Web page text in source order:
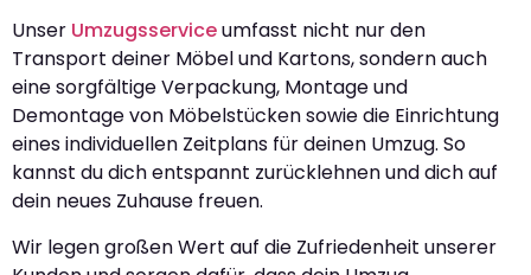
Unser Umzugsserviceumfasst nicht nur den
Transport deiner Möbel und Kartons, sondern auch
eine sorgfältige Verpackung, Montage und
Demontage von Möbelstücken sowie die Einrichtung
eines individuellen Zeitplans für deinen Umzug. So
kannst du dich entspannt zurücklehnen und dich auf
dein neues Zuhause freuen.
Wir legen großen Wert auf die Zufriedenheit unserer